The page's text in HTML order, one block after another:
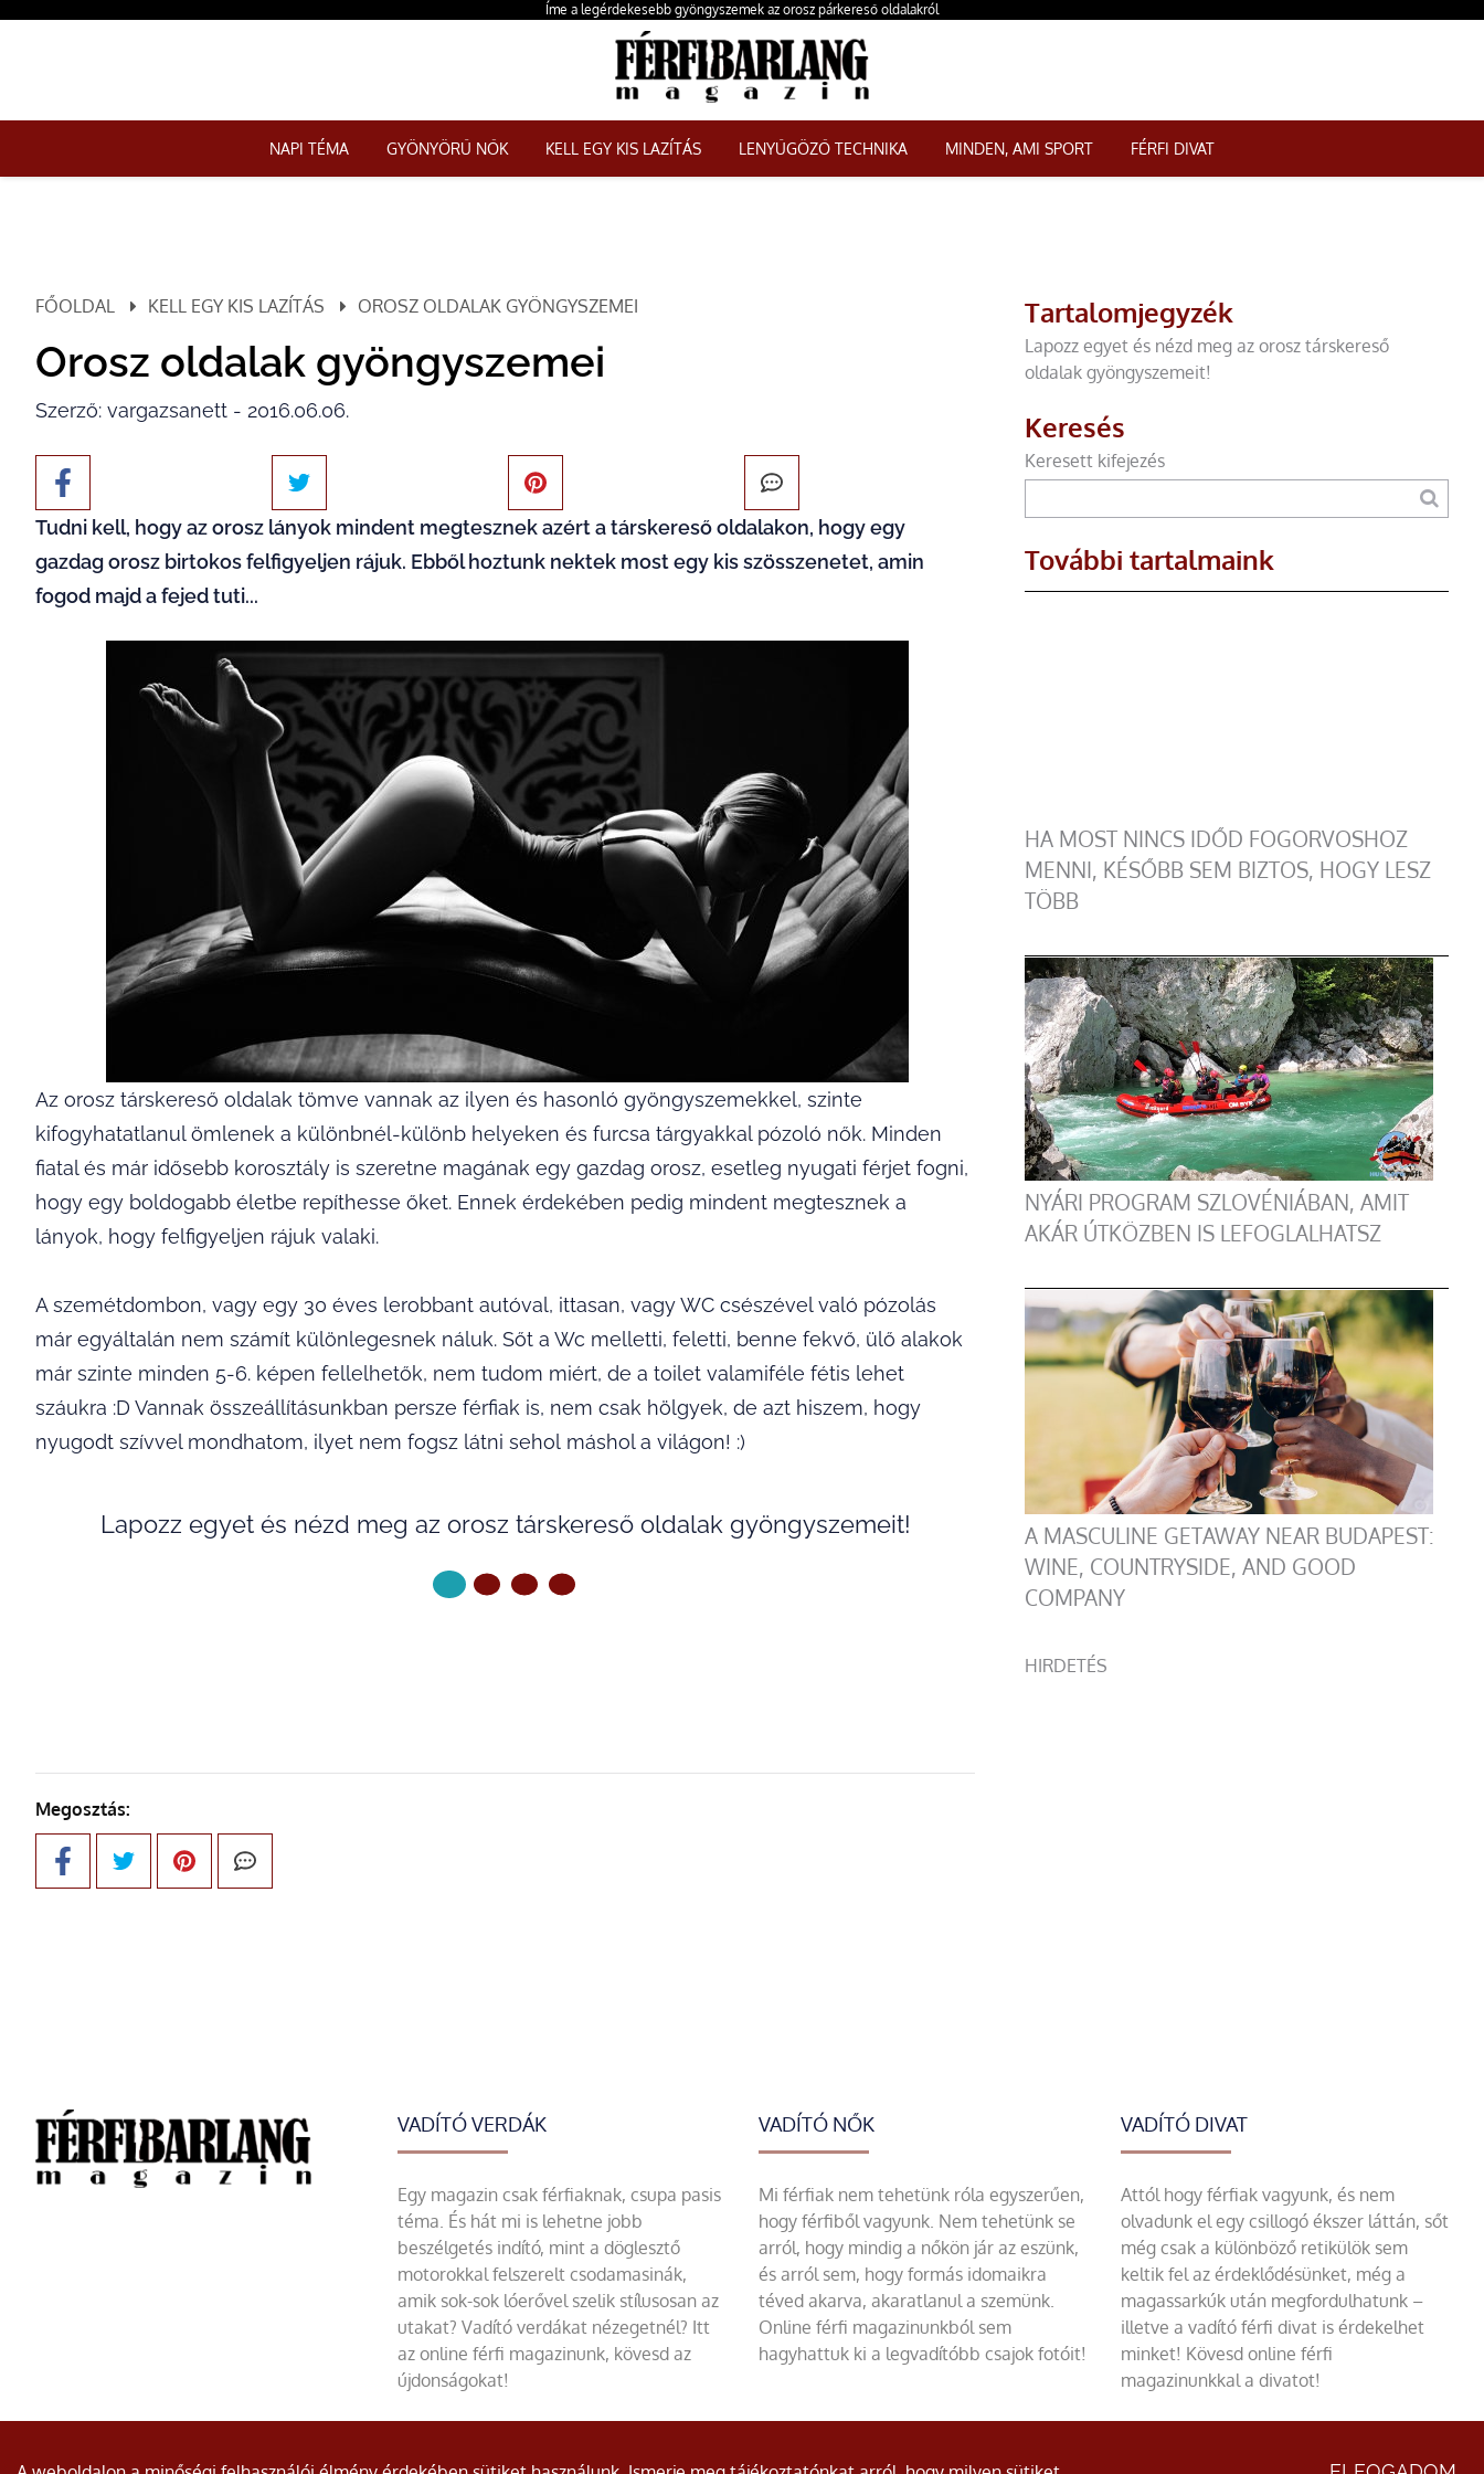
Íme a legérdekesebb gyöngyszemek az orosz párkereső oldalakról
NAPI TÉMA GYÖNYÖRŰ NŐK KELL EGY KIS LAZÍTÁS LENYŰGÖZŐ TECHNIKA MINDEN, AMI SPORT FÉRFI DIVAT
FŐOLDAL KELL EGY KIS LAZÍTÁS OROSZ OLDALAK GYÖNGYSZEMEI
Orosz oldalak gyöngyszemei
Szerző: vargazsanett - 2016.06.06.
Tudni kell, hogy az orosz lányok mindent megtesznek azért a társkereső oldalakon, hogy egy
gazdag orosz birtokos felfigyeljen rájuk. Ebből hoztunk nektek most egy kis szösszenetet, amin
fogod majd a fejed tuti...
Az orosz társkereső oldalak tömve vannak az ilyen és hasonló gyöngyszemekkel, szinte
kifogyhatatlanul ömlenek a különbnél-különb helyeken és furcsa tárgyakkal pózoló nők. Minden
fiatal és már idősebb korosztály is szeretne magának egy gazdag orosz, esetleg nyugati férjet fogni,
hogy egy boldogabb életbe repíthesse őket. Ennek érdekében pedig mindent megtesznek a
lányok, hogy felfigyeljen rájuk valaki.
A szemétdombon, vagy egy 30 éves lerobbant autóval, ittasan, vagy WC csészével való pózolás
már egyáltalán nem számít különlegesnek náluk. Sőt a Wc melletti, feletti, benne fekvő, ülő alakok
már szinte minden 5-6. képen fellelhetők, nem tudom miért, de a toilet valamiféle fétis lehet
száukra :D Vannak összeállításunkban persze férfiak is, nem csak hölgyek, de azt hiszem, hogy
nyugodt szívvel mondhatom, ilyet nem fogsz látni sehol máshol a világon! :)
Lapozz egyet és nézd meg az orosz társkereső oldalak gyöngyszemeit!
Megosztás:
Tartalomjegyzék
Lapozz egyet és nézd meg az orosz társkereső
oldalak gyöngyszemeit!
Keresés
Keresett kifejezés
További tartalmaink
HA MOST NINCS IDŐD FOGORVOSHOZ
MENNI, KÉSŐBB SEM BIZTOS, HOGY LESZ
TÖBB
NYÁRI PROGRAM SZLOVÉNIÁBAN, AMIT
AKÁR ÚTKÖZBEN IS LEFOGLALHATSZ
A MASCULINE GETAWAY NEAR BUDAPEST:
WINE, COUNTRYSIDE, AND GOOD
COMPANY
HIRDETÉS
VADÍTÓ VERDÁK
Egy magazin csak férfiaknak, csupa pasis
téma. És hát mi is lehetne jobb
beszélgetés indító, mint a döglesztő
motorokkal felszerelt csodamasinák,
amik sok-sok lóerővel szelik stílusosan az
utakat? Vadító verdákat nézegetnél? Itt
az online férfi magazinunk, kövesd az
újdonságokat!
VADÍTÓ NŐK
Mi férfiak nem tehetünk róla egyszerűen,
hogy férfiből vagyunk. Nem tehetünk se
arról, hogy mindig a nőkön jár az eszünk,
és arról sem, hogy formás idomaikra
téved akarva, akaratlanul a szemünk.
Online férfi magazinunkból sem
hagyhattuk ki a legvadítóbb csajok fotóit!
VADÍTÓ DIVAT
Attól hogy férfiak vagyunk, és nem
olvadunk el egy csillogó ékszer láttán, sőt
még csak a különböző retikülök sem
keltik fel az érdeklődésünket, még a
magassarkúk után megfordulhatunk –
illetve a vadító férfi divat is érdekelhet
minket! Kövesd online férfi
magazinunkkal a divatot!
© Minden jog fenntartva. Adatvédelmi nyilatkozat